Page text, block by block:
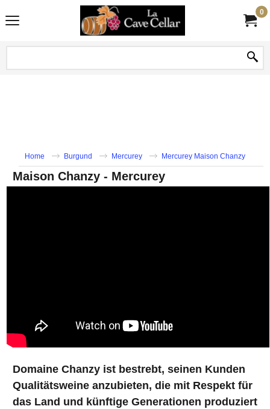
0
Home Burgund Mercurey Mercurey Maison Chanzy
Maison Chanzy - Mercurey
Domaine Chanzy ist bestrebt, seinen Kunden
Qualitätsweine anzubieten, die mit Respekt für
das Land und künftige Generationen produziert